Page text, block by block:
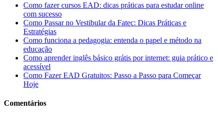
Como fazer cursos EAD: dicas práticas para estudar online
com sucesso
Como Passar no Vestibular da Fatec: Dicas Práticas e
Estratégias
Como funciona a pedagogia: entenda o papel e método na
educação
Como aprender inglês básico grátis por internet: guia prático e
acessível
Como Fazer EAD Gratuitos: Passo a Passo para Começar
Hoje
Comentários